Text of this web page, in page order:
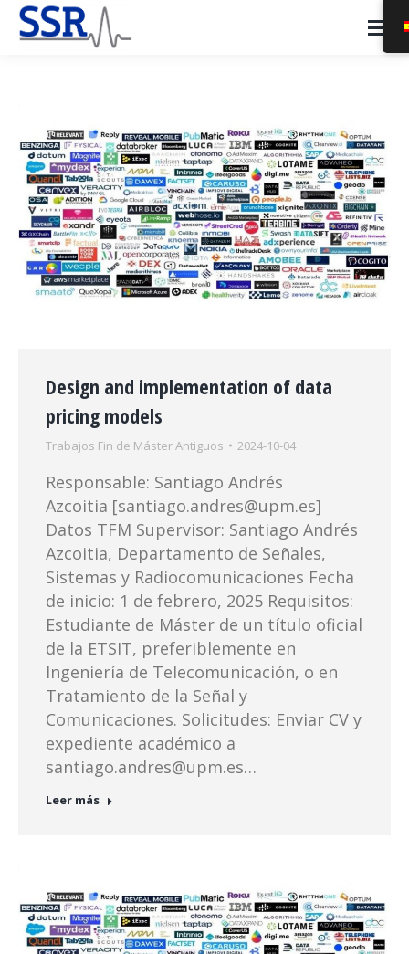
Design and implementation of data
pricing models
Trabajos Fin de Máster Antiguos 2024-10-04
Responsable: Santiago Andrés
Azcoitia [santiago.andres@upm.es]
Datos TFM Supervisor: Santiago Andrés
Azcoitia, Departamento de Señales,
Sistemas y Radiocomunicaciones Fecha
de inicio: 1 de febrero, 2025 Requisitos:
Estudiante de Máster de un título oficial
de la ETSIT, preferiblemente en
Ingeniería de Telecomunicación, o en
Tratamiento de la Señal y
Comunicaciones. Solicitudes: Enviar CV y
expediente académico a
santiago.andres@upm.es…
Leer más